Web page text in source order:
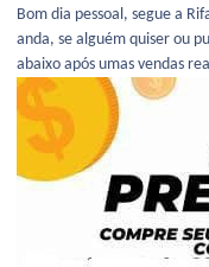
Bom dia pessoal, segue a
anda, se alguém quiser ou
abaixo após umas vendas